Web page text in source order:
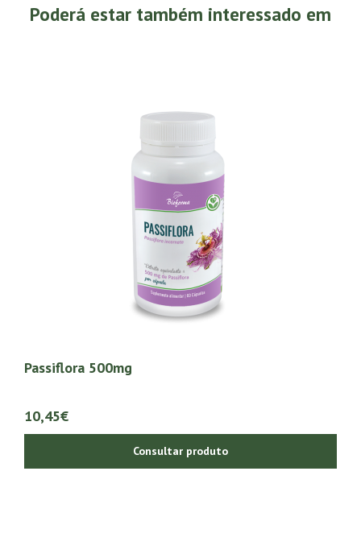
Poderá estar também interessado em
Passiflora 500mg
10,45€
Consultar produto